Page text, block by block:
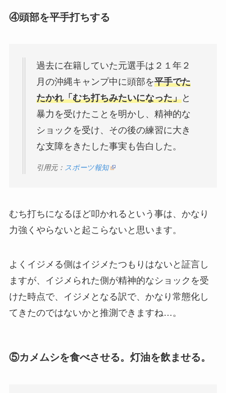
④頭部を平手打ちする
過去に在籍していた元選手は２１年２
月の沖縄キャンプ中に頭部を平手でた
たかれ「むち打ちみたいになった」と
暴力を受けたことを明かし、精神的な
ショックを受け、その後の練習に大き
な支障をきたした事実も告白した。
引用元： スポーツ報知
むち打ちになるほど叩かれるという事は、かなり
力強くやらないと起こらないと思います。
よくイジメる側はイジメたつもりはないと証言し
ますが、イジメられた側が精神的なショックを受
けた時点で、イジメとなる訳で、かなり常態化し
てきたのではないかと推測できますね…。
⑤カメムシを食べさせる。灯油を飲ませる。